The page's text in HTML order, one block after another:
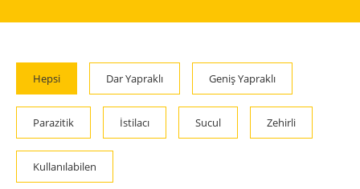
Hepsi Dar Yapraklı Geniş Yapraklı
Parazitik İstilacı Sucul Zehirli
Kullanılabilen